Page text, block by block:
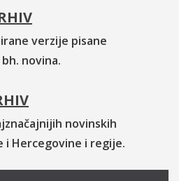
verzije pisane
novina.
novinskih
i Hercegovine i regije.